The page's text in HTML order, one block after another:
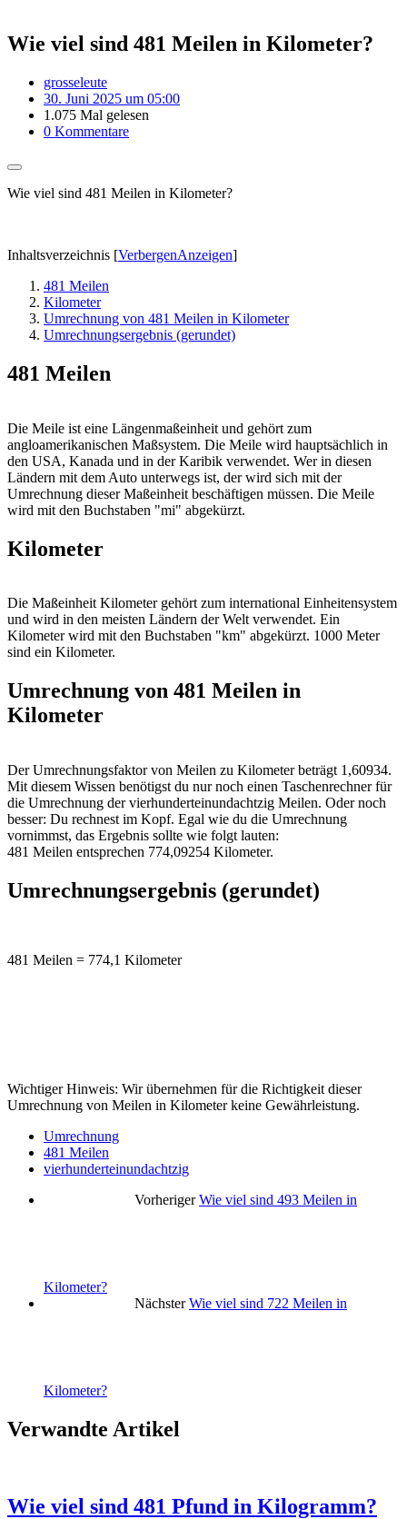
Wie viel sind 481 Meilen in Kilometer?
grosseleute
30. Juni 2025 um 05:00
1.075 Mal gelesen
0 Kommentare
Wie viel sind 481 Meilen in Kilometer?
Inhaltsverzeichnis [VerbergenAnzeigen]
481 Meilen
Kilometer
Umrechnung von 481 Meilen in Kilometer
Umrechnungsergebnis (gerundet)
481 Meilen
Die Meile ist eine Längenmaßeinheit und gehört zum
angloamerikanischen Maßsystem. Die Meile wird hauptsächlich in
den USA, Kanada und in der Karibik verwendet. Wer in diesen
Ländern mit dem Auto unterwegs ist, der wird sich mit der
Umrechnung dieser Maßeinheit beschäftigen müssen. Die Meile
wird mit den Buchstaben "mi" abgekürzt.
Kilometer
Die Maßeinheit Kilometer gehört zum international Einheitensystem
und wird in den meisten Ländern der Welt verwendet. Ein
Kilometer wird mit den Buchstaben "km" abgekürzt. 1000 Meter
sind ein Kilometer.
Umrechnung von 481 Meilen in
Kilometer
Der Umrechnungsfaktor von Meilen zu Kilometer beträgt 1,60934.
Mit diesem Wissen benötigst du nur noch einen Taschenrechner für
die Umrechnung der vierhunderteinundachtzig Meilen. Oder noch
besser: Du rechnest im Kopf. Egal wie du die Umrechnung
vornimmst, das Ergebnis sollte wie folgt lauten:
481 Meilen entsprechen 774,09254 Kilometer.
Umrechnungsergebnis (gerundet)
481 Meilen = 774,1 Kilometer
Wichtiger Hinweis: Wir übernehmen für die Richtigkeit dieser
Umrechnung von Meilen in Kilometer keine Gewährleistung.
Umrechnung
481 Meilen
vierhunderteinundachtzig
Vorheriger Wie viel sind 493 Meilen in
Kilometer?
Nächster Wie viel sind 722 Meilen in
Kilometer?
Verwandte Artikel
Wie viel sind 481 Pfund in Kilogramm?